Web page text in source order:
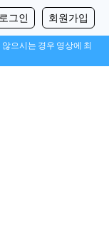
로그인 회원가입
으시는 경우 영상에 최